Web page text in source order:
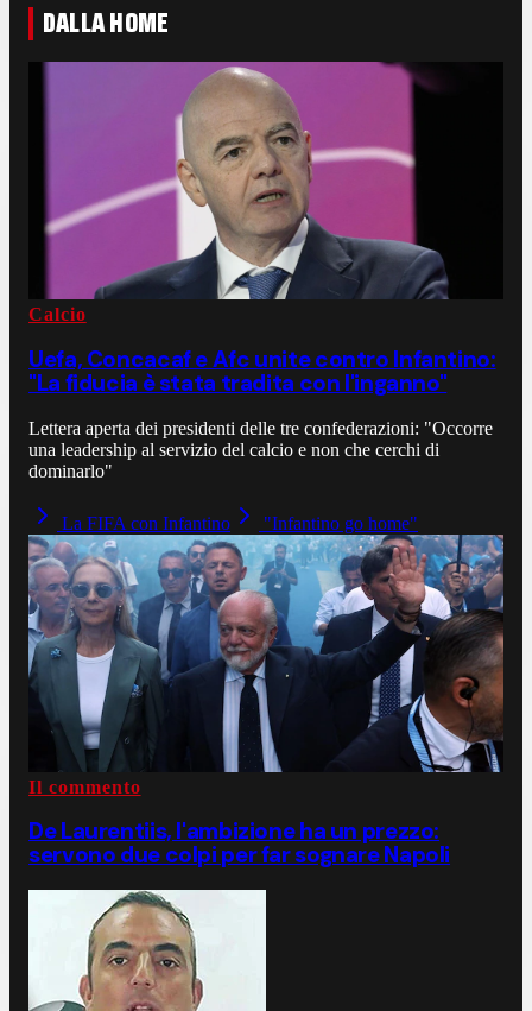
DALLA HOME
Calcio
Uefa, Concacaf e Afc unite contro Infantino:
"La fiducia è stata tradita con l'inganno"
Lettera aperta dei presidenti delle tre confederazioni: "Occorre
una leadership al servizio del calcio e non che cerchi di
dominarlo"
La FIFA con Infantino "Infantino go home"
Il commento
De Laurentiis, l'ambizione ha un prezzo:
servono due colpi per far sognare Napoli